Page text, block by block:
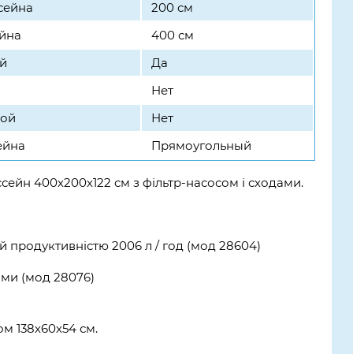
200 см
400 см
Да
Нет
Нет
Прямоугольный
400х200х122 см з фільтр-насосом і сходами.
продуктивністю 2006 л / год (мод 28604)
(мод 28076)
138х60х54 см.